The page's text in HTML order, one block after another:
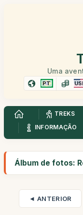
Uma
PT
TREKS
INFORMAÇÃO
Álbum de fotos:
◄ ANTERIOR